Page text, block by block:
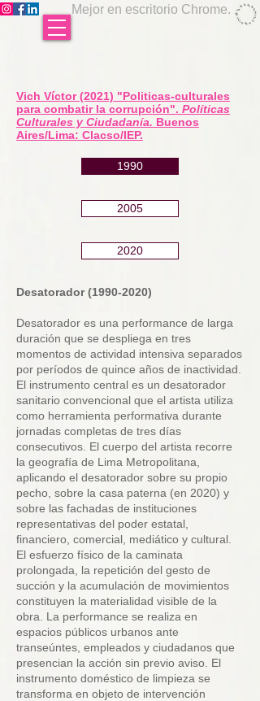
Mejor en escritorio Chrome.
Vich Víctor (2021) "Politicas-culturales
para combatir la corrupción". Políticas
Culturales y Ciudadanía. Buenos
Aires/Lima: Clacso/IEP.
1990
2005
2020
Desatorador(1990-2020)
Desatorador es una performance de larga
duración que se despliega en tres
momentos de actividad intensiva separados
por períodos de quince años de inactividad.
El instrumento central es un desatorador
sanitario convencional que el artista utiliza
como herramienta performativa durante
jornadas completas de tres días
consecutivos. El cuerpo del artista recorre
la geografía de Lima Metropolitana,
aplicando el desatorador sobre su propio
pecho, sobre la casa paterna (en 2020) y
sobre las fachadas de instituciones
representativas del poder estatal,
financiero, comercial, mediático y cultural.
El esfuerzo físico de la caminata
prolongada, la repetición del gesto de
succión y la acumulación de movimientos
constituyen la materialidad visible de la
obra. La performance se realiza en
espacios públicos urbanos ante
transeúntes, empleados y ciudadanos que
presencian la acción sin previo aviso. El
instrumento doméstico de limpieza se
transforma en objeto de intervención